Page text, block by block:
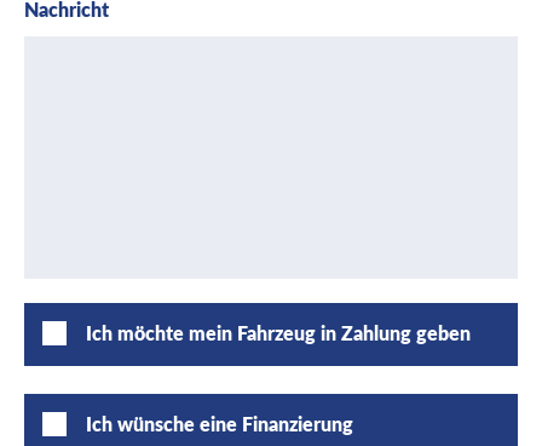
Nachricht
Ich möchte mein Fahrzeug in Zahlung geben
Ich wünsche eine Finanzierung